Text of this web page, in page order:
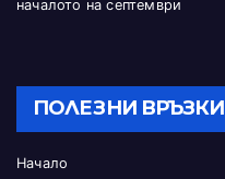
началото на септември
ПОЛЕЗНИ ВРЪЗКИ
Начало